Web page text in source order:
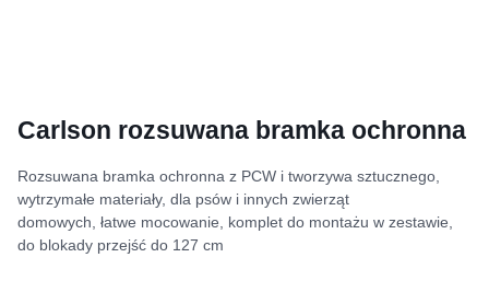
Carlson rozsuwana bramka ochronna
Rozsuwana bramka ochronna z PCW i tworzywa sztucznego,
wytrzymałe materiały, dla psów i innych zwierząt
domowych, łatwe mocowanie, komplet do montażu w zestawie,
do blokady przejść do 127 cm